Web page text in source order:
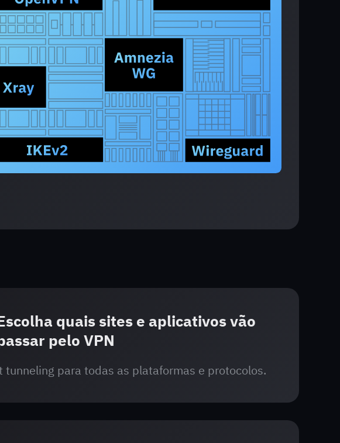
quais sites e aplicativos vão
pelo VPN
tunneling para todas as plataformas e protocolos.